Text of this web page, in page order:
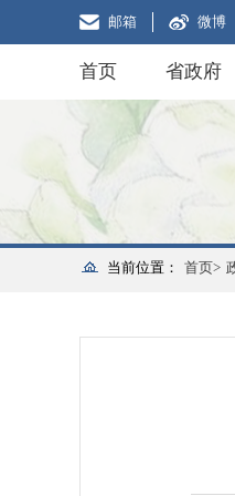
邮箱 微博
首页 省政府
当前位置： 首页>